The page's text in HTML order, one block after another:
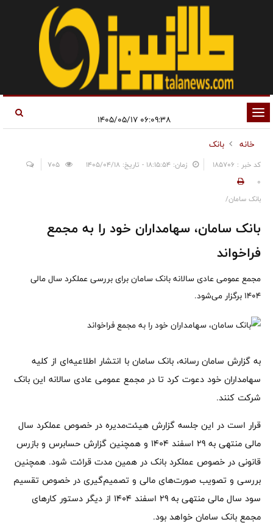
تغییر
وضعیت
ناوبری
۰۶:۰۹:۳۸ ۱۴۰۵/۰۵/۱۷
خانه
بانک
کد خبر : 185706 زمان: ۱۸:۱۵:۵۴ - تاریخ: ۱۴۰۵/۰۴/۱۸
0
بانک سامان/
بانک سامان، سهامداران خود را به مجمع
فراخواند
مجمع عمومی عادی سالانه بانک سامان برای بررسی عملکرد سال مالی
1404 برگزار می‌شود.
به گزارش سامان رسانه، بانک سامان با انتشار اطلاعیه‌ای از کلیه
سهامداران خود دعوت کرد تا در مجمع عمومی عادی سالانه این بانک
شرکت کنند.
قرار است در این جلسه گزارش هیئت‌مدیره در خصوص عملکرد سال
مالی منتهی به 29 اسفند 1404 و همچنین گزارش حسابرس و بازرس
قانونی در خصوص عملکرد بانک در همین مدت قرائت شود. همچنین
بررسی و تصویب صورت‌های مالی و تصمیم‌گیری در خصوص تقسیم
سود سال مالی منتهی به 29 اسفند 1404 از دیگر دستور کارهای
مجمع بانک سامان خواهد بود.